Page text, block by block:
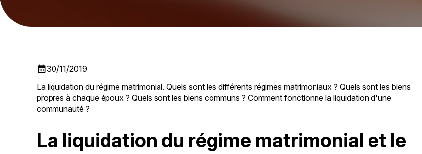
calendar_month30/11/2019
La liquidation du régime matrimonial. Quels sont les différents régimes matrimoniaux ? Quels sont les biens
propres à chaque époux ? Quels sont les biens communs ? Comment fonctionne la liquidation d'une
communauté ?
La liquidation du régime matrimonial et le